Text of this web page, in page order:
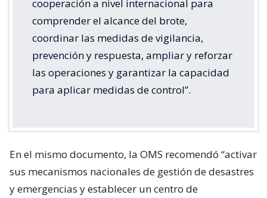
cooperación a nivel internacional para
comprender el alcance del brote,
coordinar las medidas de vigilancia,
prevención y respuesta, ampliar y reforzar
las operaciones y garantizar la capacidad
para aplicar medidas de control”.
En el mismo documento, la OMS recomendó “activar
sus mecanismos nacionales de gestión de desastres
y emergencias y establecer un centro de